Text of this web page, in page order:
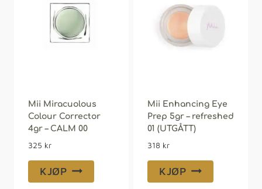
Mii Miracuolous
Colour Corrector
4gr – CALM 00
325 kr
KJØP
Mii Enhancing Eye
Prep 5gr – refreshed
01 (UTGÅTT)
318 kr
KJØP